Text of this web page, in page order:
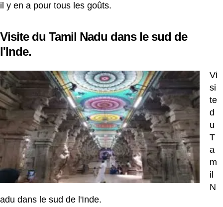
il y en a pour tous les goûts.
Visite du Tamil Nadu dans le sud de
l'Inde.
Vi
si
te
d
u
T
a
m
il
N
adu dans le sud de l'Inde.